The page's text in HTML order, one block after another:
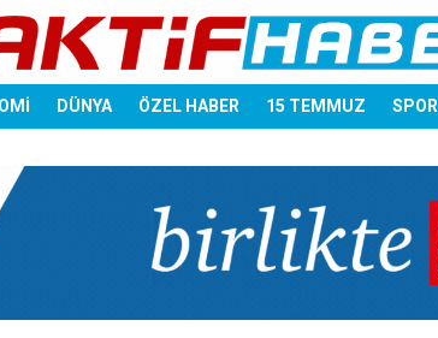
DÜNYA ÖZEL HABER 15 TEMMUZ SPOR